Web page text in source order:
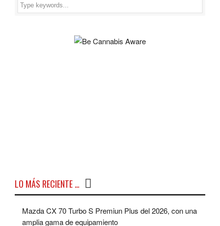
LO MÁS RECIENTE …
Mazda CX 70 Turbo S Premiun Plus del 2026, con una
amplia gama de equipamiento